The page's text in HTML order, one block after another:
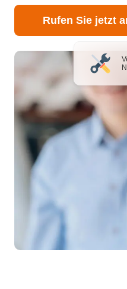
Rufen Sie jetzt